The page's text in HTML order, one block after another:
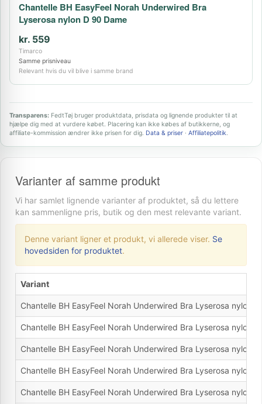
Chantelle BH EasyFeel Norah Underwired Bra
Lyserosa nylon D 90 Dame
kr. 559
Timarco
Samme prisniveau
Relevant hvis du vil blive i samme brand
Transparens: FedtTøj bruger produktdata, prisdata og lignende produkter til at
hjælpe dig med at vurdere købet. Placering kan ikke købes af butikkerne, og
affiliate-kommission ændrer ikke prisen for dig. Data & priser · Affiliatepolitik.
Varianter af samme produkt
Vi har samlet lignende varianter af produktet, så du lettere
kan sammenligne pris, butik og den mest relevante variant.
Denne variant ligner et produkt, vi allerede viser. Se
hovedsiden for produktet.
Variant
Chantelle BH EasyFeel Norah Underwired Bra Lyserosa nylon
Chantelle BH EasyFeel Norah Underwired Bra Lyserosa nylon
Chantelle BH EasyFeel Norah Underwired Bra Lyserosa nylon
Chantelle BH EasyFeel Norah Underwired Bra Lyserosa nylon
Chantelle BH EasyFeel Norah Underwired Bra Lyserosa nylon